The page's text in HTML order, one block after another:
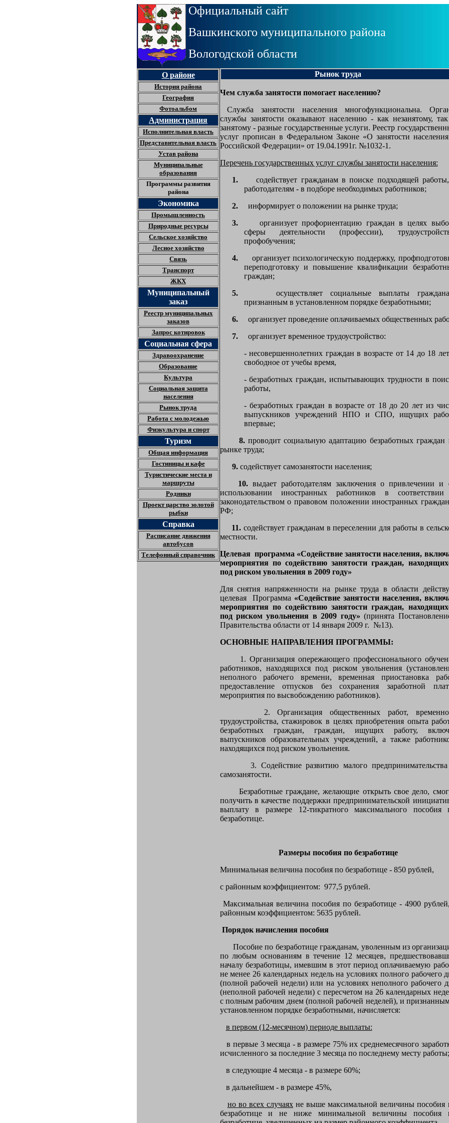
Официальный сайт
Вашкинского муниципального района
Вологодской области
О районе
История района
География
Фотоальбом
Администрация
Исполнительная власть
Представительная власть
Устав района
Муниципальные
образования
Программы развития
района
Экономика
Промышленность
Природные ресурсы
Сельское хозяйство
Лесное хозяйство
Связь
Транспорт
ЖКХ
Муниципальный
заказ
Реестр муниципальных
заказов
Запрос котировок
Социальная сфера
Здравоохранение
Образование
Культура
Социальная защита
населения
Рынок труда
Работа с молодежью
Физкультура и спорт
Туризм
Общая информация
Гостиницы и кафе
Туристические места и
маршруты
Родники
Проект царство золотой
рыбки
Справка
Расписание движения
автобусов
Телефонный справочник
Рынок труда
Чем служба занятости помогает населению?
Служба занятости населения многофункциональна.
службы занятости оказывают населению - как незанятому,
занятому - разные государственные услуги. Реестр
услуг прописан в Федеральном Законе «О занятости
Российской Федерации» от 19.04.1991г. №1032-1.
Перечень государственных услуг службы занятости населения:
1.
содействует гражданам в поиске подходящей
работодателям - в подборе необходимых работников;
2.
информирует о положении на рынке труда;
3.
организует профориентацию граждан в целях
сферы деятельности (профессии),
профобучения;
4.
организует психологическую поддержку,
переподготовку и повышение квалификации
граждан;
5.
осуществляет социальные выплаты
признанным в установленном порядке безработными;
6.
организует проведение оплачиваемых общественных
7.
организует временное трудоустройство:
- несовершеннолетних граждан в возрасте от 14 до 18
свободное от учебы время,
- безработных граждан, испытывающих трудности в
работы,
- безработных граждан в возрасте от 18 до 20 лет из
выпускников учреждений НПО и СПО, ищущих
впервые;
8.проводит социальную адаптацию безработных граждан
рынке труда;
9.содействует самозанятости населения;
10.выдает работодателям заключения о привлечении и
использовании иностранных работников в
законодательством о правовом положении иностранных
РФ;
11. содействует гражданам в переселении для работы в
местности.
Целевая программа «Содействие занятости населения,
мероприятия по содействию занятости граждан,
под риском увольнения в 2009 году»
Для снятия напряженности на рынке труда в области
целевая Программа «Содействие занятости населения,
мероприятия по содействию занятости граждан,
под риском увольнения в 2009 году» (принята
Правительства области от 14 января 2009 г. №13).
ОСНОВНЫЕ НАПРАВЛЕНИЯ ПРОГРАММЫ:
1. Организация опережающего профессионального
работников, находящихся под риском увольнения
неполного рабочего времени, временная приостановка
предоставление отпусков без сохранения заработной
мероприятия по высвобождению работников).
2. Организация общественных работ,
трудоустройства, стажировок в целях приобретения опыта
безработных граждан, граждан, ищущих работу,
выпускников образовательных учреждений, а также
находящихся под риском увольнения.
3. Содействие развитию малого
самозанятости.
Безработные граждане, желающие открыть свое дело,
получить в качестве поддержки предпринимательской
выплату в размере 12-тикратного максимального пособия
безработице.
Размеры пособия по безработице
Минимальная величина пособия по безработице - 850 рублей,
с районным коэффициентом: 977,5 рублей.
Максимальная величина пособия по безработице - 4900
районным коэффициентом: 5635 рублей.
Порядок начисления пособия
Пособие по безработице гражданам, уволенным из
по любым основаниям в течение 12 месяцев,
началу безработицы, имевшим в этот период оплачиваемую
не менее 26 календарных недель на условиях полного рабочего
(полной рабочей недели) или на условиях неполного рабочего
(неполной рабочей недели) с пересчетом на 26 календарных
с полным рабочим днем (полной рабочей неделей), и
установленном порядке безработными, начисляется:
в первом (12-месячном) периоде выплаты:
в первые 3 месяца - в размере 75% их среднемесячного
исчисленного за последние 3 месяца по последнему месту работы;
в следующие 4 месяца - в размере 60%;
в дальнейшем - в размере 45%,
но во всех случаях не выше максимальной величины пособия
безработице и не ниже минимальной величины пособия